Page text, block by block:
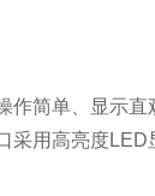
简单、显示直
用高亮度